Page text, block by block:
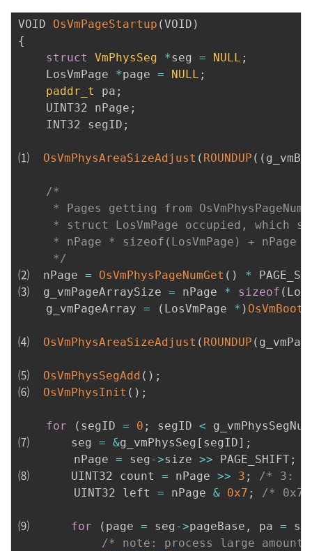
VOID OsVmPageStartup (VOID )
{
struct
VmPhysSeg *seg = NULL ;
    LosVmPage
*page = NULL ;
paddr_t
pa ;
    UINT32 nPage
;
    INT32 segID
;
⑴ OsVmPhysAreaSizeAdjust ( ROUNDUP ( (
/*
* Pages getting from
* struct LosVmPage occupied, which
* nPage * sizeof(LosVmPage) + nPage
     */
⑵  nPage = OsVmPhysPageNumGet ( ) *
⑶  g_vmPageArraySize = nPage * sizeof (
    g_vmPageArray
= ( LosVmPage * )
⑷ OsVmPhysAreaSizeAdjust ( ROUNDUP (
⑸ OsVmPhysSegAdd ( ) ;
⑹ OsVmPhysInit ( ) ;
for ( segID = 0 ; segID < g_vmPhysSegNum
⑺      seg = &g_vmPhysSeg [ segID] ;
        nPage
= seg ->size >> PAGE_SHIFT;
⑻      UINT32 count = nPage >> 3 ;
/* 3: 2
        UINT32 left
= nPage & 0x7 ; /* 0x7:
⑼ for ( page = seg ->pageBase , pa =
/* note: process large